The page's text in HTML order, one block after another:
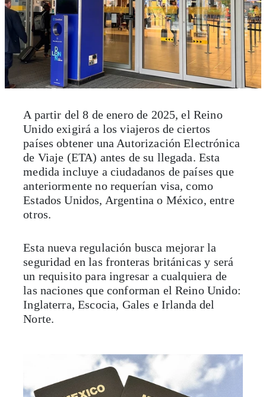
A partir del 8 de enero de 2025, el Reino
Unido exigirá a los viajeros de ciertos
países obtener una Autorización Electrónica
de Viaje (ETA) antes de su llegada. Esta
medida incluye a ciudadanos de países que
anteriormente no requerían visa, como
Estados Unidos, Argentina o México, entre
otros.
Esta nueva regulación busca mejorar la
seguridad en las fronteras británicas y será
un requisito para ingresar a cualquiera de
las naciones que conforman el Reino Unido:
Inglaterra, Escocia, Gales e Irlanda del
Norte.